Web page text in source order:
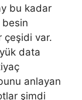
bu kadar
besin
çeşidi var.
data
anlayan
şimdi